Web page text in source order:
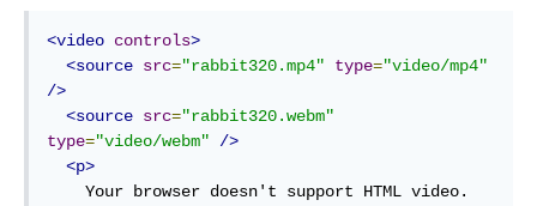
<video controls>
<source src="rabbit320.mp4" type="video/mp4"
/>
<source src="rabbit320.webm"
type="video/webm"
/>
<p>